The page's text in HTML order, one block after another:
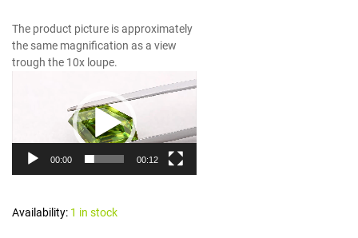
The product picture is approximately
the same magnification as a view
trough the 10x loupe.
00:00 00:12
Availability: 1 in stock